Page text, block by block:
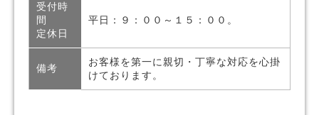
受付時
間
定休日
平日：９：００～１５：００。
備考
お客様を第一に親切・丁寧な対応を心掛
けております。